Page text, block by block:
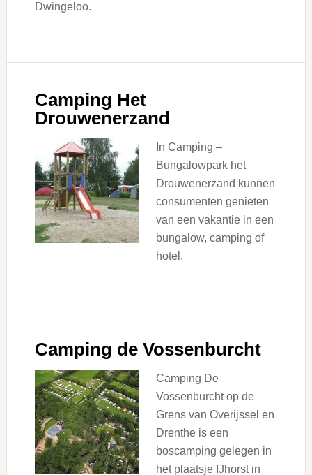
Dwingeloo.
Camping Het
Drouwenerzand
In Camping –
Bungalowpark het
Drouwenerzand kunnen
consumenten genieten
van een vakantie in een
bungalow, camping of
hotel.
Camping de Vossenburcht
Camping De
Vossenburcht op de
Grens van Overijssel en
Drenthe is een
boscamping gelegen in
het plaatsje IJhorst in